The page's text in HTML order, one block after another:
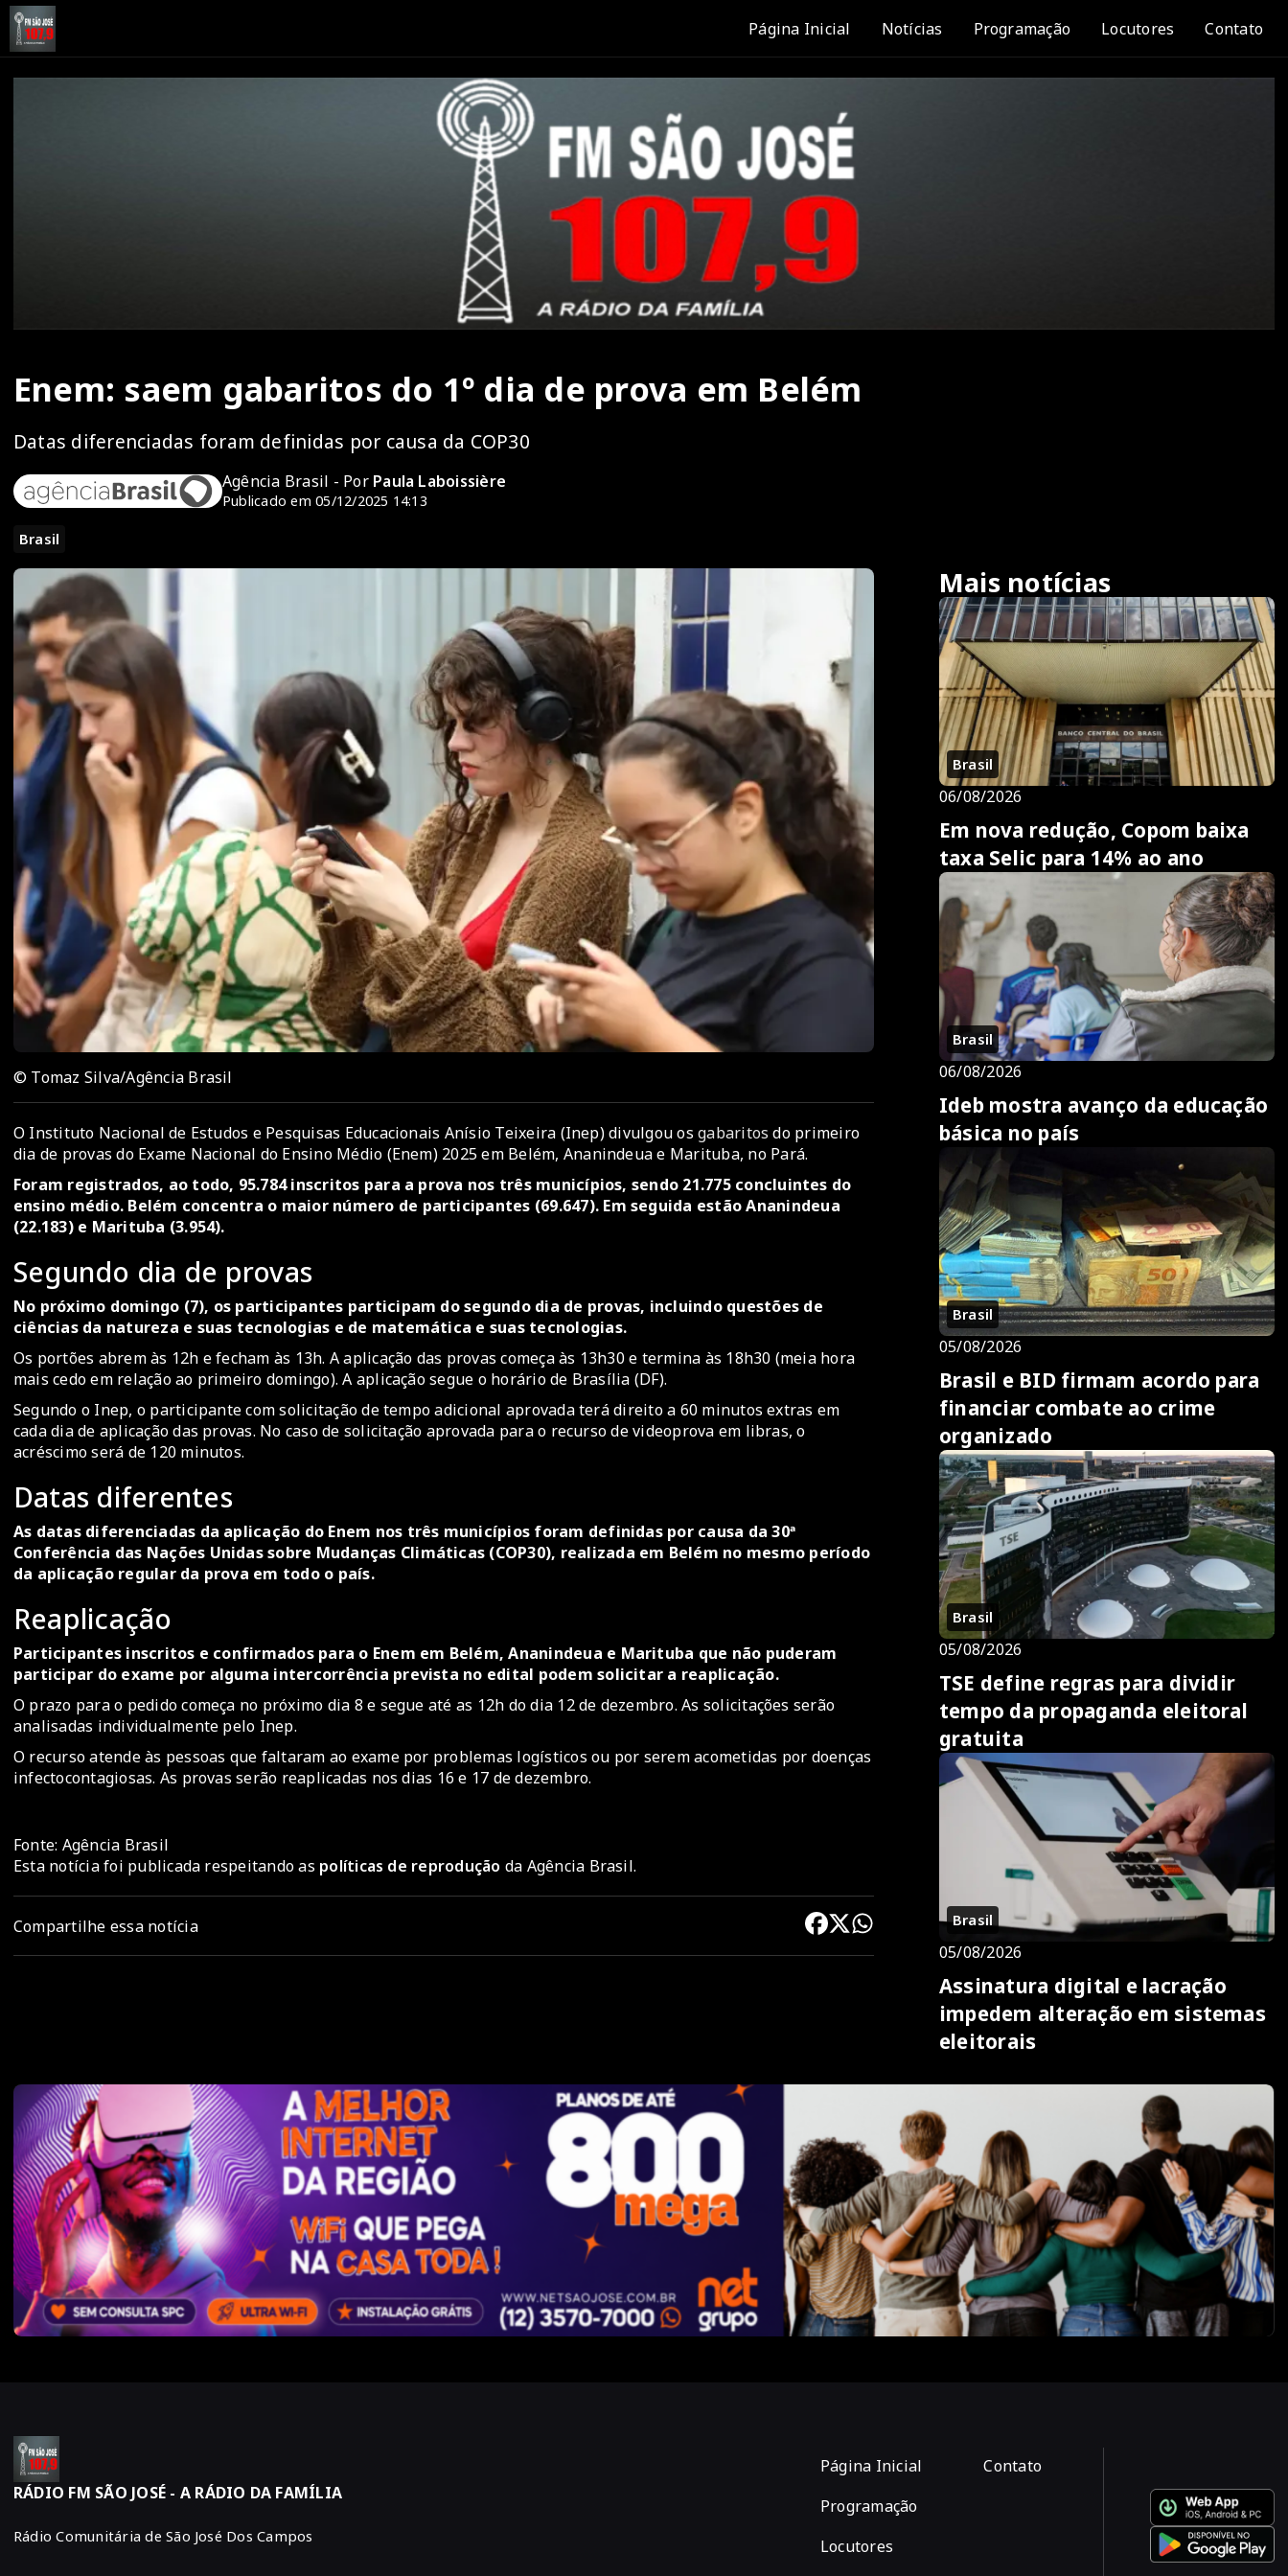
Página Inicial Notícias Programação Locutores Contato
Enem: saem gabaritos do 1º dia de prova em Belém
Datas diferenciadas foram definidas por causa da COP30
Agência Brasil - Por Paula Laboissière
Publicado em 05/12/2025 14:13
Brasil
© Tomaz Silva/Agência Brasil
O Instituto Nacional de Estudos e Pesquisas Educacionais Anísio Teixeira (Inep) divulgou os gabaritos do primeiro
dia de provas do Exame Nacional do Ensino Médio (Enem) 2025 em Belém, Ananindeua e Marituba, no Pará.
Foram registrados, ao todo, 95.784 inscritos para a prova nos três municípios, sendo 21.775 concluintes do
ensino médio. Belém concentra o maior número de participantes (69.647). Em seguida estão Ananindeua
(22.183) e Marituba (3.954).
Segundo dia de provas
No próximo domingo (7), os participantes participam do segundo dia de provas, incluindo questões de
ciências da natureza e suas tecnologias e de matemática e suas tecnologias.
Os portões abrem às 12h e fecham às 13h. A aplicação das provas começa às 13h30 e termina às 18h30 (meia hora
mais cedo em relação ao primeiro domingo). A aplicação segue o horário de Brasília (DF).
Segundo o Inep, o participante com solicitação de tempo adicional aprovada terá direito a 60 minutos extras em
cada dia de aplicação das provas. No caso de solicitação aprovada para o recurso de videoprova em libras, o
acréscimo será de 120 minutos.
Datas diferentes
As datas diferenciadas da aplicação do Enem nos três municípios foram definidas por causa da 30ª
Conferência das Nações Unidas sobre Mudanças Climáticas (COP30), realizada em Belém no mesmo período
da aplicação regular da prova em todo o país.
Reaplicação
Participantes inscritos e confirmados para o Enem em Belém, Ananindeua e Marituba que não puderam
participar do exame por alguma intercorrência prevista no edital podem solicitar a reaplicação.
O prazo para o pedido começa no próximo dia 8 e segue até as 12h do dia 12 de dezembro. As solicitações serão
analisadas individualmente pelo Inep.
O recurso atende às pessoas que faltaram ao exame por problemas logísticos ou por serem acometidas por doenças
infectocontagiosas. As provas serão reaplicadas nos dias 16 e 17 de dezembro.
Fonte: Agência Brasil
Esta notícia foi publicada respeitando as políticas de reprodução da Agência Brasil.
Compartilhe essa notícia
Mais notícias
Brasil
06/08/2026
Em nova redução, Copom baixa
taxa Selic para 14% ao ano
Brasil
06/08/2026
Ideb mostra avanço da educação
básica no país
Brasil
05/08/2026
Brasil e BID firmam acordo para
financiar combate ao crime
organizado
Brasil
05/08/2026
TSE define regras para dividir
tempo da propaganda eleitoral
gratuita
Brasil
05/08/2026
Assinatura digital e lacração
impedem alteração em sistemas
eleitorais
RÁDIO FM SÃO JOSÉ - A RÁDIO DA FAMÍLIA
Rádio Comunitária de São José Dos Campos
Página Inicial
Programação
Locutores
Contato